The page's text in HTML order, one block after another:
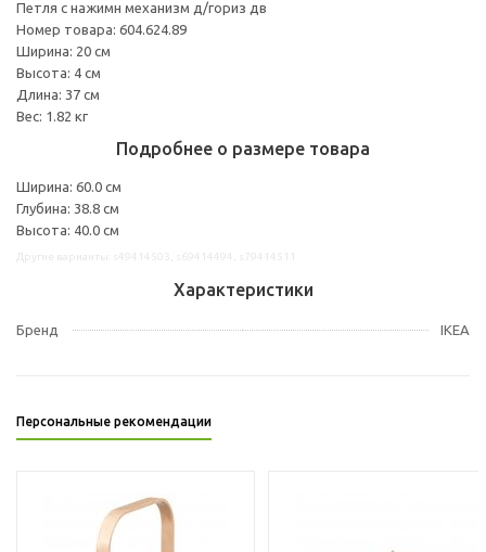
Петля с нажимн механизм д/гориз дв
Номер товара: 604.624.89
Ширина: 20 см
Высота: 4 см
Длина: 37 см
Вес: 1.82 кг
Подробнее о размере товара
Ширина: 60.0 см
Глубина: 38.8 см
Высота: 40.0 см
Характеристики
Бренд IKEA
Персональные рекомендации